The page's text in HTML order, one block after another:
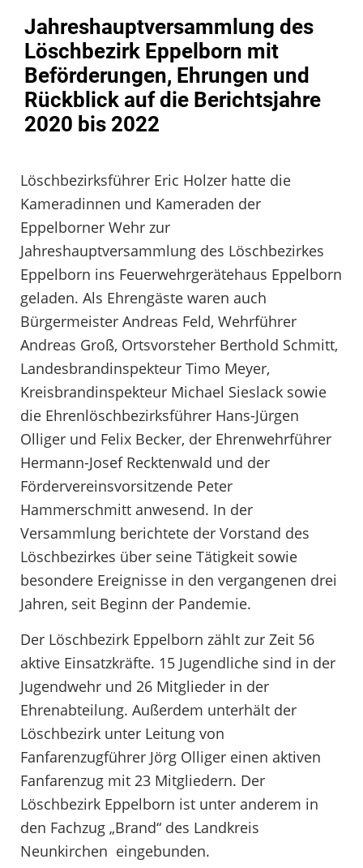
Jahreshauptversammlung des
Löschbezirk Eppelborn mit
Beförderungen, Ehrungen und
Rückblick auf die Berichtsjahre
2020 bis 2022
Löschbezirksführer Eric Holzer hatte die
Kameradinnen und Kameraden der
Eppelborner Wehr zur
Jahreshauptversammlung des Löschbezirkes
Eppelborn ins Feuerwehrgerätehaus Eppelborn
geladen. Als Ehrengäste waren auch
Bürgermeister Andreas Feld, Wehrführer
Andreas Groß, Ortsvorsteher Berthold Schmitt,
Landesbrandinspekteur Timo Meyer,
Kreisbrandinspekteur Michael Sieslack sowie
die Ehrenlöschbezirksführer Hans-Jürgen
Olliger und Felix Becker, der Ehrenwehrführer
Hermann-Josef Recktenwald und der
Fördervereinsvorsitzende Peter
Hammerschmitt anwesend. In der
Versammlung berichtete der Vorstand des
Löschbezirkes über seine Tätigkeit sowie
besondere Ereignisse in den vergangenen drei
Jahren, seit Beginn der Pandemie.
Der Löschbezirk Eppelborn zählt zur Zeit 56
aktive Einsatzkräfte. 15 Jugendliche sind in der
Jugendwehr und 26 Mitglieder in der
Ehrenabteilung. Außerdem unterhält der
Löschbezirk unter Leitung von
Fanfarenzugführer Jörg Olliger einen aktiven
Fanfarenzug mit 23 Mitgliedern. Der
Löschbezirk Eppelborn ist unter anderem in
den Fachzug „Brand“ des Landkreis
Neunkirchen eingebunden.